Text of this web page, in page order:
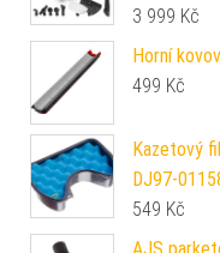
3 999 Kč
Horní
499 Kč
Kazetový
DJ97-
549 Kč